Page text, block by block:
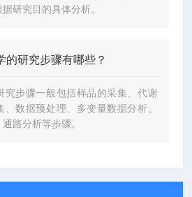
研究目的具体分析。
的研究步骤有哪些？
究步骤一般包括样品的采集、代谢
、数据预处理、多变量数据分析、
路分析等步骤。